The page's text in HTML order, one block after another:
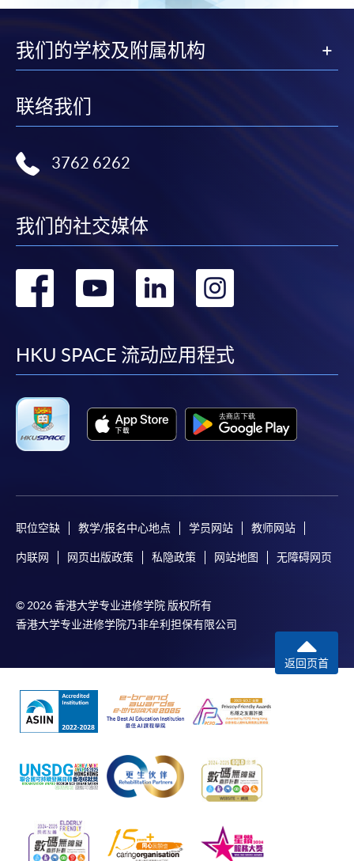
请一经批准，学员须缴付港币120元手续费。
人资料，概不负责。
上足够邮资的回邮信封、连同划线支票交回本学院。
每张收据申请费用为港币30 元。支票抬头注明「香
我们的学校及附属机构
联络我们
3762 6262
我们的社交媒体
转
facebook
转
youtube
转
linkedin
转
HKU SPACE 流动应用程式
职位空缺 教学/报名中心地点 学员网站 教师网站
内联网 网页出版政策 私隐政策 网站地图 无障碍网页
© 2026 香港大学专业进修学院 版权所有
香港大学专业进修学院乃非牟利担保有限公司
返回页首